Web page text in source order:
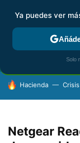
FISCALIDAD Y
HOY SE HABLA DE
Hacienda Crisis
Netgear
Ya puedes ver
Solo